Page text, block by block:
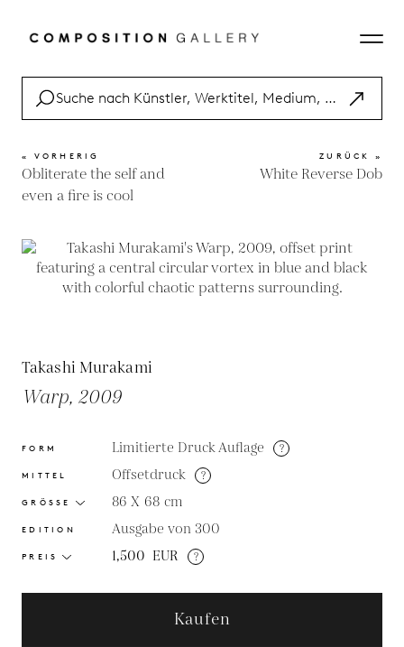
« VORHERIG
Obliterate the self and
even a fire is cool
ZURÜCK »
White Reverse Dob
Takashi Murakami
Warp, 2009
FORM Limitierte Druck Auflage ?
MITTEL Offsetdruck ?
GRÖSSE 86 X 68 cm
EDITION Ausgabe von 300
PREIS 1,500 EUR ?
Kaufen